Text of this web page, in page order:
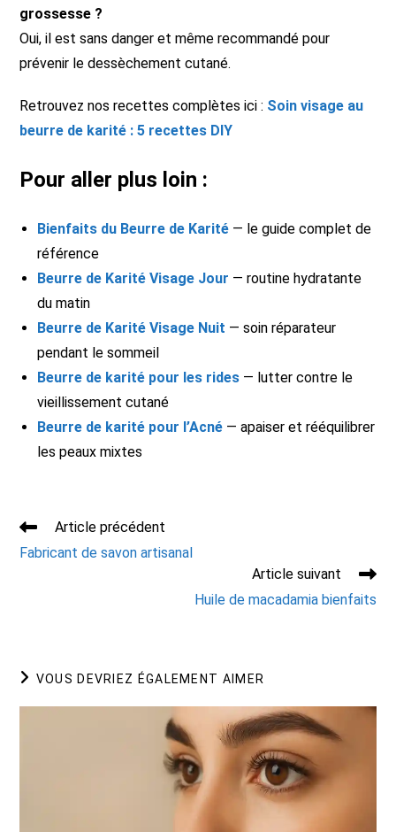
grossesse ?
Oui, il est sans danger et même recommandé pour
prévenir le dessèchement cutané.
Retrouvez nos recettes complètes ici : Soin visage au
beurre de karité : 5 recettes DIY
Pour aller plus loin :
Bienfaits du Beurre de Karité — le guide complet de
référence
Beurre de Karité Visage Jour — routine hydratante
du matin
Beurre de Karité Visage Nuit — soin réparateur
pendant le sommeil
Beurre de karité pour les rides — lutter contre le
vieillissement cutané
Beurre de karité pour l’Acné — apaiser et rééquilibrer
les peaux mixtes
Read
articles
Article précédent
Fabricant de savon artisanal
Article suivant
Huile de macadamia bienfaits
VOUS DEVRIEZ ÉGALEMENT AIMER